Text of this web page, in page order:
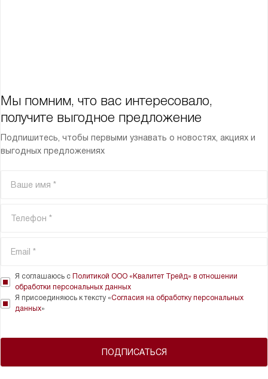
Мы помним, что вас интересовало,
получите выгодное предложение
Подпишитесь, чтобы первыми узнавать о новостях, акциях и
выгодных предложениях
ПОДПИСАТЬСЯ
Я соглашаюсь с Политикой ООО «Квалитет Трейд» в отношении
обработки персональных данных
Я присоединяюсь к тексту «Согласия на обработку персональных
данных»